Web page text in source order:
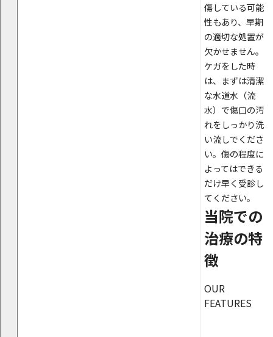
傷している可能
性もあり、早期
の適切な処置が
欠かせません。
ケガをした時
は、まずは清潔
な水道水（流
水）で傷口の汚
れをしっかり洗
い流しでくださ
い。傷の程度に
よってはできる
だけ早く受診し
てください。
当院での
治療の特
徴
OUR
FEATURES